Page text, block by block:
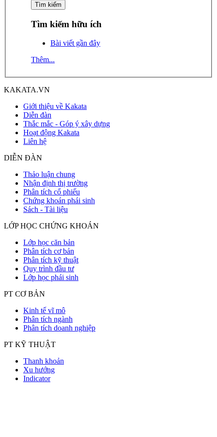
Tìm kiếm hữu ích
Bài viết gần đây
Thêm...
KAKATA.VN
Giới thiệu về Kakata
Diễn đàn
Thắc mắc - Góp ý xây dựng
Hoạt động Kakata
Liên hệ
DIỄN ĐÀN
Thảo luận chung
Nhận định thị trường
Phân tích cổ phiếu
Chứng khoán phái sinh
Sách - Tài liệu
LỚP HỌC CHỨNG KHOÁN
Lớp học căn bản
Phân tích cơ bản
Phân tích kỹ thuật
Quy trình đầu tư
Lớp học phái sinh
PT CƠ BẢN
Kinh tế vĩ mô
Phân tích ngành
Phân tích doanh nghiệp
PT KỸ THUẬT
Thanh khoản
Xu hướng
Indicator